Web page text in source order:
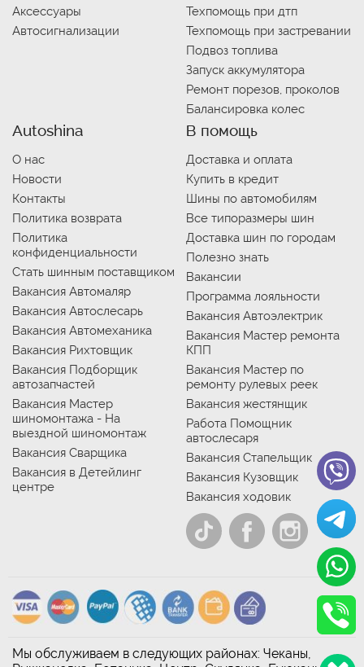
Аксессуары
Автосигнализации
Техпомощь при дтп
Техпомощь при застревании
Подвоз топлива
Запуск аккумулятора
Ремонт порезов, проколов
Балансировка колес
Autoshina
О нас
Новости
Контакты
Политика возврата
Политика
конфиденциальности
Стать шинным поставщиком
Вакансия Автомаляр
Вакансия Автослесарь
Вакансия Автомеханика
Вакансия Рихтовщик
Вакансия Подборщик
автозапчастей
Вакансия Мастер
шиномонтажа - На
выездной шиномонтаж
Вакансия Сварщика
Вакансия в Детейлинг
центре
В помощь
Доставка и оплата
Купить в кредит
Шины по автомобилям
Все типоразмеры шин
Доставка шин по городам
Полезно знать
Вакансии
Программа лояльности
Вакансия Автоэлектрик
Вакансия Мастер ремонта
КПП
Вакансия Мастер по
ремонту рулевых реек
Вакансия жестянщик
Работа Помощник
автослесаря
Вакансия Стапельщик
Вакансия Кузовщик
Вакансия ходовик
Мы обслуживаем в следующих районах: Чеканы,